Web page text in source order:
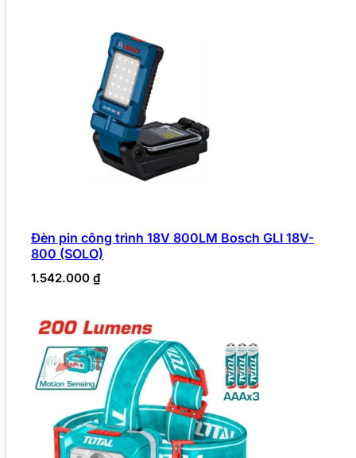
Đèn pin công trình 18V 800LM Bosch GLI 18V-
800 (SOLO)
1.542.000 ₫